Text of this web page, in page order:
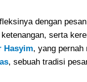
dengan pesan
serta
Hasyim, yang pernah
, sebuah tradisi